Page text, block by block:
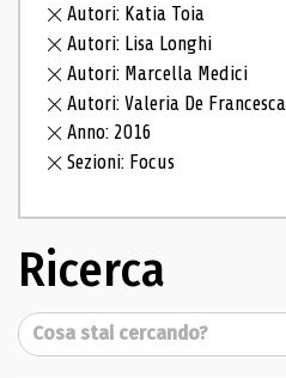
Autori: Katia Toia
Autori: Lisa Longhi
Autori: Marcella Medici
Autori: Valeria De Francesca
Anno: 2016
Sezioni: Focus
Ricerca
Cerca